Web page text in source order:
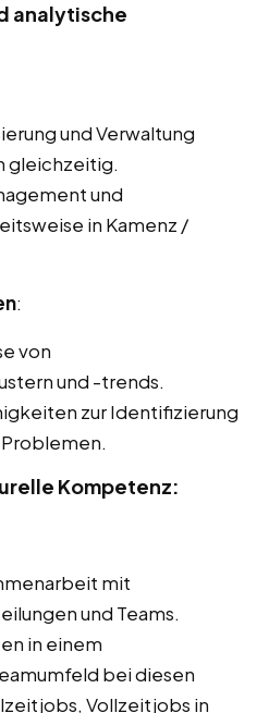
analytische
und Verwaltung
gleichzeitig.
und
in Kamenz /
:
von
und -trends.
zur Identifizierung
Kompetenz:
mit
und Teams.
in einem
bei diesen
Vollzeitjobs in